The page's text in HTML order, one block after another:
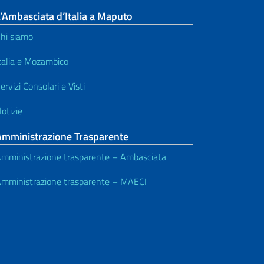
d’Italia a Maputo
siamo
e Mozambico
Consolari e Visti
Trasparente
trasparente – Ambasciata
trasparente – MAECI